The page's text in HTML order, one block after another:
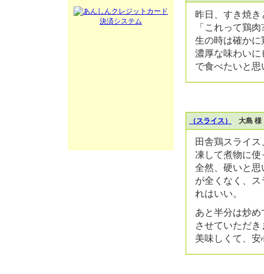
昨日、すき焼
「これって鶏肉
生の時は確か
濃厚な味わい
で食べたいと思
（スライス） 大島 様
田舎鶏スライ
凍して煮物に
全然、硬いと
が全くなく、
れはいい。
あと半分は炒
させていただき
美味しくて、